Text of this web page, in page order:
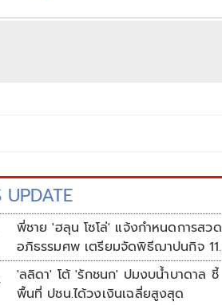
UPDATE
พี่ชาย 'ฮลุน โซโล่' แจ้งกำหนดการสวด
อภิธรรมศพ เตรียมจัดพิธีฌาปนกิจ 11
ส.ค.
'ลลิดา' โต้ 'รักชนก' ปมงบน้ำบาดาล ชี้
พื้นที่ ปชน.ได้วงเงินเฉลี่ยสูงสุด